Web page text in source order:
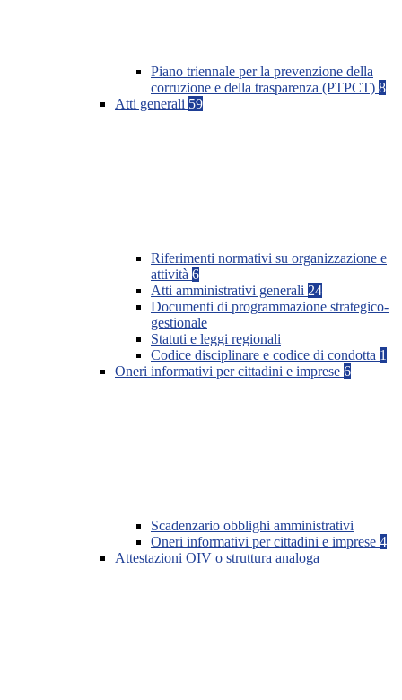
Piano triennale per la prevenzione della
corruzione e della trasparenza (PTPCT) 8
Atti generali 59
Riferimenti normativi su organizzazione e
attività 6
Atti amministrativi generali 24
Documenti di programmazione strategico-
gestionale
Statuti e leggi regionali
Codice disciplinare e codice di condotta 1
Oneri informativi per cittadini e imprese 6
Scadenzario obblighi amministrativi
Oneri informativi per cittadini e imprese 4
Attestazioni OIV o struttura analoga